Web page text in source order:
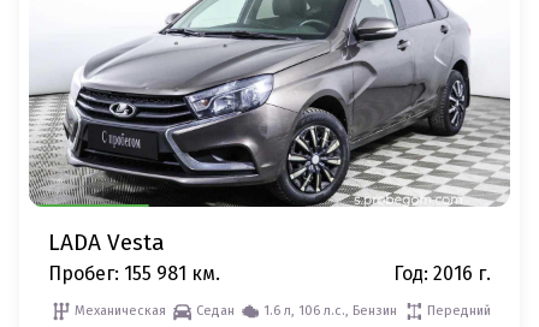
LADA Vesta
Пробег: 155 981 км. Год: 2016 г.
Механическая Седан 1.6 л, 106 л.с., Бензин Передний